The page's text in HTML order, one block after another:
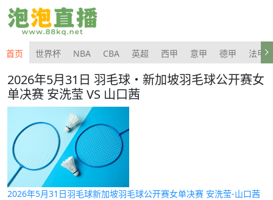
首页 世界杯 NBA CBA 英超 西甲 意甲 德甲 法甲
2026年5月31日 羽毛球・新加坡羽毛球公开赛女
单决赛 安洗莹 VS 山口茜
2026年5月31日羽毛球新加坡羽毛球公开赛女单决赛 安洗莹-山口茜